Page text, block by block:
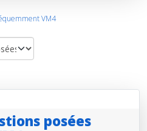
VM4
posées